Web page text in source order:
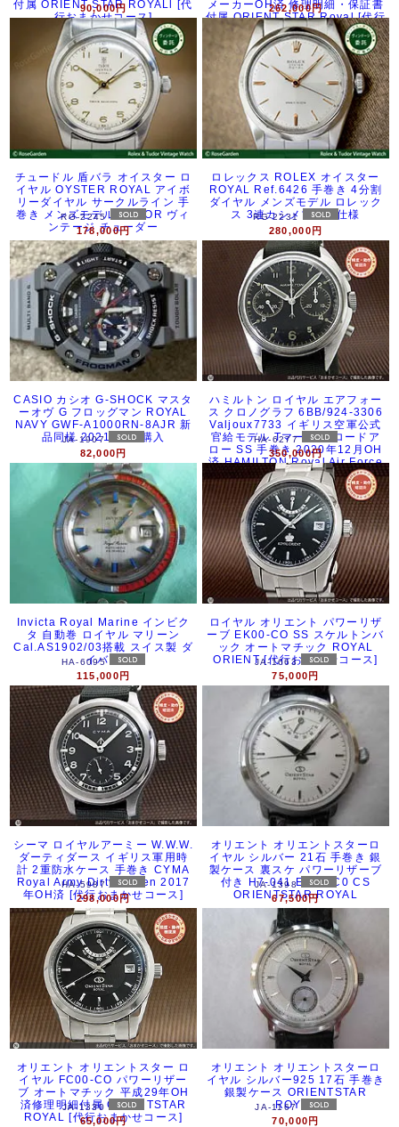
付属 ORIENT STAR ROYALl [代
行おまかせコース]
90,000円
メーカーOH済 修理明細・保証書
付属 ORIENT STAR Royal [代行
おまかせコース]
262,000円
チュードル 盾バラ オイスター ロ
イヤル OYSTER ROYAL アイボ
リーダイヤル サークルライン 手
巻き メンズモデル TUDOR ヴィ
ンテージ チューダー
RG-2245
178,000円
ロレックス ROLEX オイスター
ROYAL Ref.6426 手巻き 4分割
ダイヤル メンズモデル ロレック
ス 3連カシメブレス仕様
RG-2231
280,000円
CASIO カシオ G-SHOCK マスタ
ーオヴ G フロッグマン ROYAL
NAVY GWF-A1000RN-8AJR 新
品同様 2021年4月購入
JA-1907
82,000円
ハミルトン ロイヤル エアフォー
ス クロノグラフ 6BB/924-3306
Valjoux7733 イギリス空軍公式
官給モデル Tマーク ブロードア
ロー SS 手巻き 2020年12月OH
済 HAMILTON Royal Air Force
Chronograph [代行おまかせコー
ス]
HA-6277
350,000円
Invicta Royal Marine インビク
タ 自動巻 ロイヤル マリーン
Cal.AS1902/03搭載 スイス製 ダ
イバー
HA-6095
115,000円
ロイヤル オリエント パワーリザ
ーブ EK00-CO SS スケルトンバ
ック オートマチック ROYAL
ORIENT [代行おまかせコース]
JA-1663
75,000円
シーマ ロイヤルアーミー W.W.W.
ダーティダース イギリス軍用時
計 2重防水ケース 手巻き CYMA
Royal Army Dirty Dozen 2017
年OH済 [代行おまかせコース]
HA-5987
298,000円
オリエント オリエントスターロ
イヤル シルバー 21石 手巻き 銀
製ケース 裏スケ パワーリザーブ
付き H7-041 EG04-C0 CS
ORIENTSTAR ROYAL
JA-1398
67,500円
オリエント オリエントスター ロ
イヤル FC00-CO パワーリザー
ブ オートマチック 平成29年OH
済修理明細付属 ORIENTSTAR
ROYAL [代行おまかせコース]
JA-1330
65,000円
オリエント オリエントスターロ
イヤル シルバー925 17石 手巻き
銀製ケース ORIENTSTAR
ROYAL
JA-1167
70,000円